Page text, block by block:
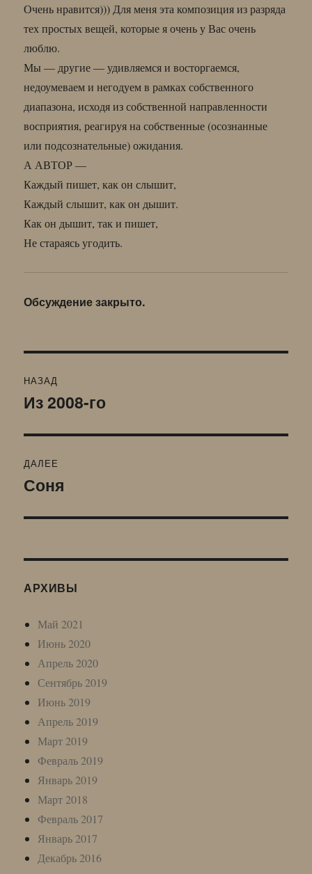
Очень нравится))) Для меня эта композиция из разряда
тех простых вещей, которые я очень у Вас очень
люблю.
Мы — другие — удивляемся и восторгаемся,
недоумеваем и негодуем в рамках собственного
диапазона, исходя из собственной направленности
восприятия, реагируя на собственные (осознанные
или подсознательные) ожидания.
А АВТОР —
Каждый пишет, как он слышит,
Каждый слышит, как он дышит.
Как он дышит, так и пишет,
Не стараясь угодить.
Обсуждение закрыто.
по
НАЗАД
Предыдущая
Из 2008-го
ДАЛЕЕ
Следующая
Соня
АРХИВЫ
Май 2021
Июнь 2020
Апрель 2020
Сентябрь 2019
Июнь 2019
Апрель 2019
Март 2019
Февраль 2019
Январь 2019
Март 2018
Февраль 2017
Январь 2017
Декабрь 2016